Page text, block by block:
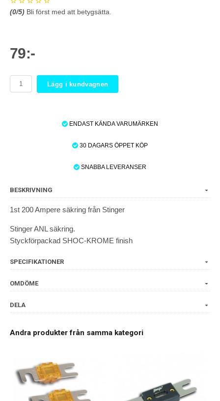
(0/5) Bli först med att betygsätta.
79:-
Lägg i kundvagnen
ENDAST KÄNDA VARUMÄRKEN
30 DAGARS ÖPPET KÖP
SNABBA LEVERANSER
BESKRIVNING
1st 200 Ampere säkring från Stinger
Stinger ANL säkring.
Styckförpackad SHOC-KROME finish
SPECIFIKATIONER
OMDÖME
DELA
Andra produkter från samma kategori